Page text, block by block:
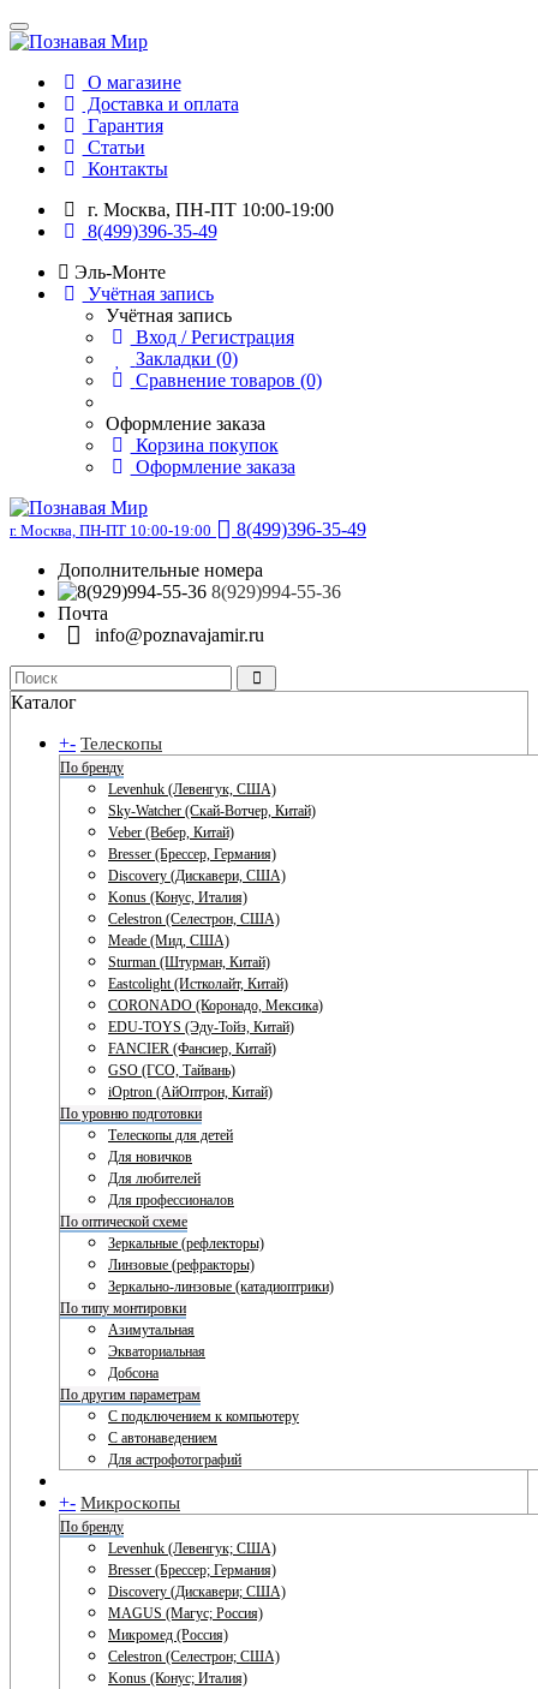
О магазине
Доставка и оплата
Гарантия
Статьи
Контакты
г. Москва, ПН-ПТ 10:00-19:00
8(499)396-35-49
Эль-Монте
Учётная запись
Учётная запись
Вход / Регистрация
Закладки (0)
Сравнение товаров (0)
Оформление заказа
Корзина покупок
Оформление заказа
г. Москва, ПН-ПТ 10:00-19:00
8(499)396-35-49
Дополнительные номера
8(929)994-55-36
Почта
info@poznavajamir.ru
Каталог
+- Телескопы
По бренду
Levenhuk (Левенгук, США)
Sky-Watcher (Скай-Вотчер, Китай)
Veber (Вебер, Китай)
Bresser (Брессер, Германия)
Discovery (Дискавери, США)
Konus (Конус, Италия)
Celestron (Селестрон, США)
Meade (Мид, США)
Sturman (Штурман, Китай)
Eastcolight (Истколайт, Китай)
CORONADO (Коронадо, Мексика)
EDU-TOYS (Эду-Тойз, Китай)
FANCIER (Фансиер, Китай)
GSO (ГСО, Тайвань)
iOptron (АйОптрон, Китай)
По уровню подготовки
Телескопы для детей
Для новичков
Для любителей
Для профессионалов
По оптической схеме
Зеркальные (рефлекторы)
Линзовые (рефракторы)
Зеркально-линзовые (катадиоптрики)
По типу монтировки
Азимутальная
Экваториальная
Добсона
По другим параметрам
С подключением к компьютеру
С автонаведением
Для астрофотографий
+- Микроскопы
По бренду
Levenhuk (Левенгук; США)
Bresser (Брессер; Германия)
Discovery (Дискавери; США)
MAGUS (Магус; Россия)
Микромед (Россия)
Celestron (Селестрон; США)
Konus (Конус; Италия)